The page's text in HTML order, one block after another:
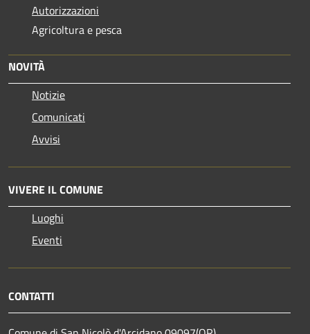
Autorizzazioni
Agricoltura e pesca
NOVITÀ
Notizie
Comunicati
Avvisi
VIVERE IL COMUNE
Luoghi
Eventi
CONTATTI